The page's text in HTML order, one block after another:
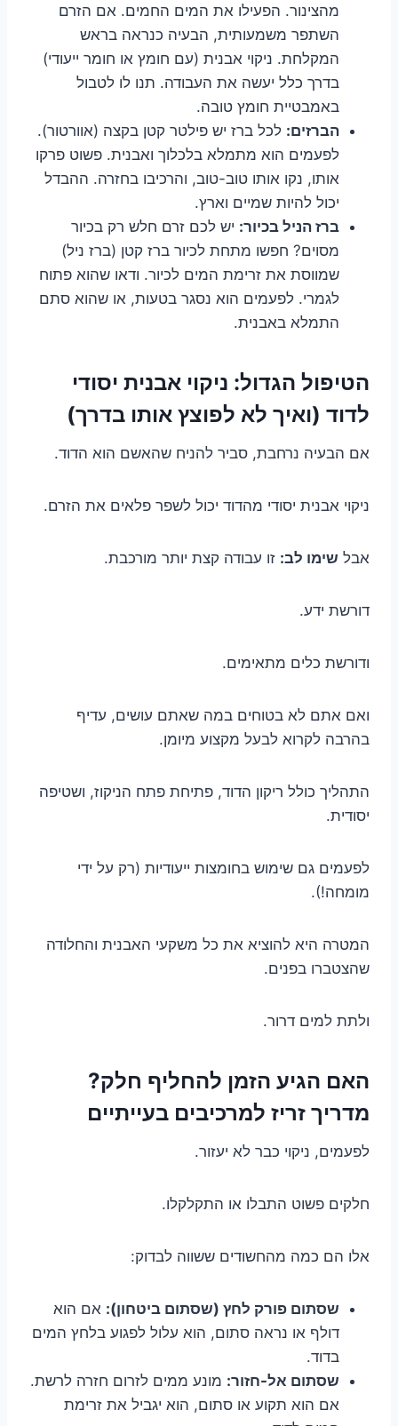
מהצינור. הפעילו את המים החמים. אם הזרם
השתפר משמעותית, הבעיה כנראה בראש
המקלחת. ניקוי אבנית (עם חומץ או חומר ייעודי)
בדרך כלל יעשה את העבודה. תנו לו לטבול
באמבטיית חומץ טובה.
הברזים: לכל ברז יש פילטר קטן בקצה (אוורטור).
לפעמים הוא מתמלא בלכלוך ואבנית. פשוט פרקו
אותו, נקו אותו טוב-טוב, והרכיבו בחזרה. ההבדל
יכול להיות שמיים וארץ.
ברז הניל בכיור: יש לכם זרם חלש רק בכיור
מסוים? חפשו מתחת לכיור ברז קטן (ברז ניל)
שמווסת את זרימת המים לכיור. ודאו שהוא פתוח
לגמרי. לפעמים הוא נסגר בטעות, או שהוא סתם
התמלא באבנית.
הטיפול הגדול: ניקוי אבנית יסודי
לדוד (ואיך לא לפוצץ אותו בדרך)
אם הבעיה נרחבת, סביר להניח שהאשם הוא הדוד.
ניקוי אבנית יסודי מהדוד יכול לשפר פלאים את הזרם.
אבל שימו לב: זו עבודה קצת יותר מורכבת.
דורשת ידע.
ודורשת כלים מתאימים.
ואם אתם לא בטוחים במה שאתם עושים, עדיף
בהרבה לקרוא לבעל מקצוע מיומן.
התהליך כולל ריקון הדוד, פתיחת פתח הניקוז, ושטיפה
יסודית.
לפעמים גם שימוש בחומצות ייעודיות (רק על ידי
מומחה!).
המטרה היא להוציא את כל משקעי האבנית והחלודה
שהצטברו בפנים.
ולתת למים דרור.
האם הגיע הזמן להחליף חלק?
מדריך זריז למרכיבים בעייתיים
לפעמים, ניקוי כבר לא יעזור.
חלקים פשוט התבלו או התקלקלו.
אלו הם כמה מהחשודים ששווה לבדוק:
שסתום פורק לחץ (שסתום ביטחון): אם הוא
דולף או נראה סתום, הוא עלול לפגוע בלחץ המים
בדוד.
שסתום אל-חזור: מונע ממים לזרום חזרה לרשת.
אם הוא תקוע או סתום, הוא יגביל את זרימת